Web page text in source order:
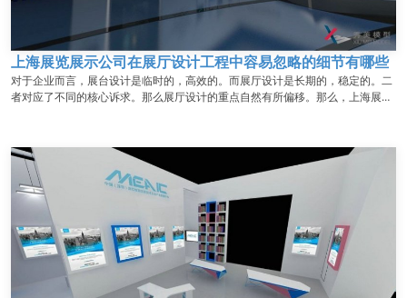
上海展览展示公司在展厅设计工程中容易忽略的细节有哪些
对于企业而言，展台设计是临时的，高效的。而展厅设计是长期的，稳定的。二
者对应了不同的核心诉求。那么展厅设计的重点自然有所偏移。那么，上海展览